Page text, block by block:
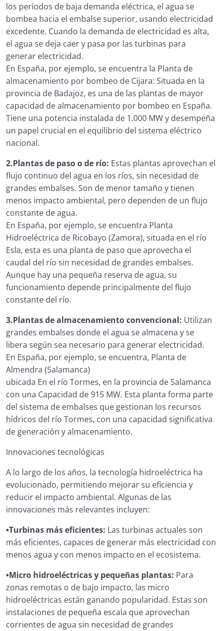
4.2. Oportunidades para la transición energética
en zonas rurales
4.3. Beneficios de la transición energética rural
4.4. Retos de la transición energética en entornos
rurales
4.5. Iniciativas y políticas para impulsar la
transición energética rural
4.6. Ejemplos de éxito en la transición energética
rural
Transición Energética en Entornos Rurales
los períodos de baja demanda eléctrica, el agua se
bombea hacia el embalse superior, usando electricidad
excedente. Cuando la demanda de electricidad es alta,
el agua se deja caer y pasa por las turbinas para
generar electricidad.
En España, por ejemplo, se encuentra la Planta de
almacenamiento por bombeo de Cijara: Situada en la
provincia de Badajoz, es una de las plantas de mayor
capacidad de almacenamiento por bombeo en España.
Tiene una potencia instalada de 1.000 MW y desempeña
un papel crucial en el equilibrio del sistema eléctrico
nacional.
2.Plantas de paso o de río: Estas plantas aprovechan el
flujo continuo del agua en los ríos, sin necesidad de
grandes embalses. Son de menor tamaño y tienen
menos impacto ambiental, pero dependen de un flujo
constante de agua.
En España, por ejemplo, se encuentra Planta
Hidroeléctrica de Ricobayo (Zamora), situada en el río
Esla, esta es una planta de paso que aprovecha el
caudal del río sin necesidad de grandes embalses.
Aunque hay una pequeña reserva de agua, su
funcionamiento depende principalmente del flujo
constante del río.
3.Plantas de almacenamiento convencional: Utilizan
grandes embalses donde el agua se almacena y se
libera según sea necesario para generar electricidad.
En España, por ejemplo, se encuentra, Planta de
Almendra (Salamanca)
ubicada En el río Tormes, en la provincia de Salamanca
con una Capacidad de 915 MW. Esta planta forma parte
del sistema de embalses que gestionan los recursos
hídricos del río Tormes, con una capacidad significativa
de generación y almacenamiento.
Innovaciones tecnológicas
A lo largo de los años, la tecnología hidroeléctrica ha
evolucionado, permitiendo mejorar su eficiencia y
reducir el impacto ambiental. Algunas de las
innovaciones más relevantes incluyen:
•Turbinas más eficientes: Las turbinas actuales son
más eficientes, capaces de generar más electricidad con
menos agua y con menos impacto en el ecosistema.
•Micro hidroeléctricas y pequeñas plantas: Para
zonas remotas o de bajo impacto, las micro
hidroeléctricas están ganando popularidad. Estas son
instalaciones de pequeña escala que aprovechan
corrientes de agua sin necesidad de grandes